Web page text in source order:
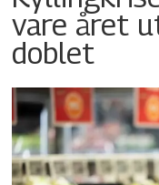
vare året
doblet